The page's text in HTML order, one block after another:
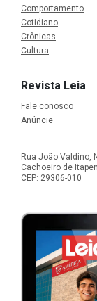
Comportamento
Cotidiano
Crônicas
Cultura
Revista Leia
Fale conosco
Anúncie
Rua João Valdino,
Cachoeiro de
CEP: 29306-010